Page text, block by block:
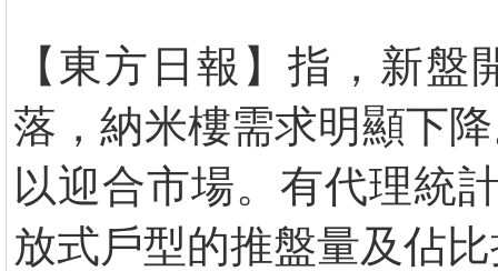
【東方日報】指，新
落，納米樓需求明顯下
以迎合市場。有代理統
放式戶型的推盤量及佔